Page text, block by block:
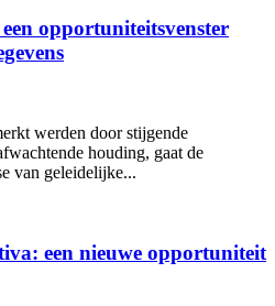
opportuniteitsvenster
werden door stijgende
houding, gaat de
van geleidelijke...
een nieuwe opportuniteit